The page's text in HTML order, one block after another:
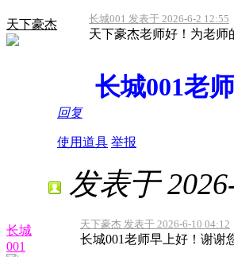
天下豪杰 长城001 发表于 2026-6-2 12:55
天下豪杰老师好！为老师
长城001老师
回复
使用道具 举报
长城
001
发表于
天下豪杰 发表于 2026-6-10 04:12
长城001老师早上好！谢谢